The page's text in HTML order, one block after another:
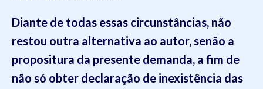
Diante de todas essas circunstâncias, não
restou outra alternativa ao autor, senão a
propositura da presente demanda, a fim de
não só obter declaração de inexistência das